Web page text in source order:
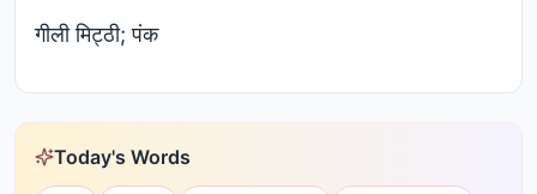
गीली मिट्ठी; पंक
Today's Words